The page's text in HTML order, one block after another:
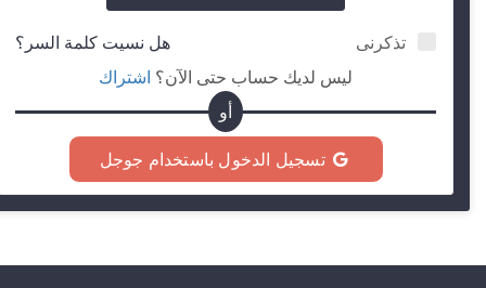
تذكرنى
هل نسيت كلمة السر؟
ليس لديك حساب حتى الآن؟ اشتراك
أو
تسجيل الدخول باستخدام جوجل